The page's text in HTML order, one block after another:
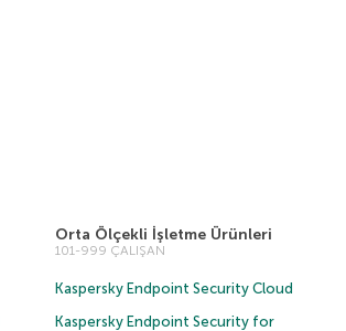
Orta Ölçekli İşletme Ürünleri
101-999 ÇALIŞAN
Kaspersky Endpoint Security Cloud
Kaspersky Endpoint Security for